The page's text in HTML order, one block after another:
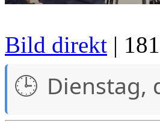
Bild direkt |
Dienstag,